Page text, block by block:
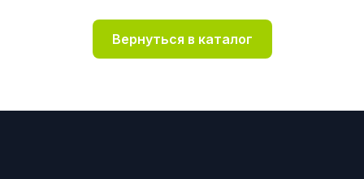
Вернуться в каталог